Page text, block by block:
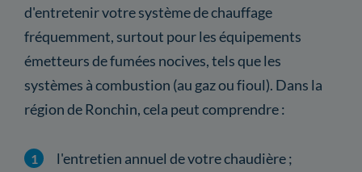
d'entretenir votre système de chauffage
fréquemment, surtout pour les équipements
émetteurs de fumées nocives, tels que les
systèmes à combustion (au gaz ou fioul). Dans la
région de Ronchin, cela peut comprendre :
l'entretien annuel de votre chaudière ;